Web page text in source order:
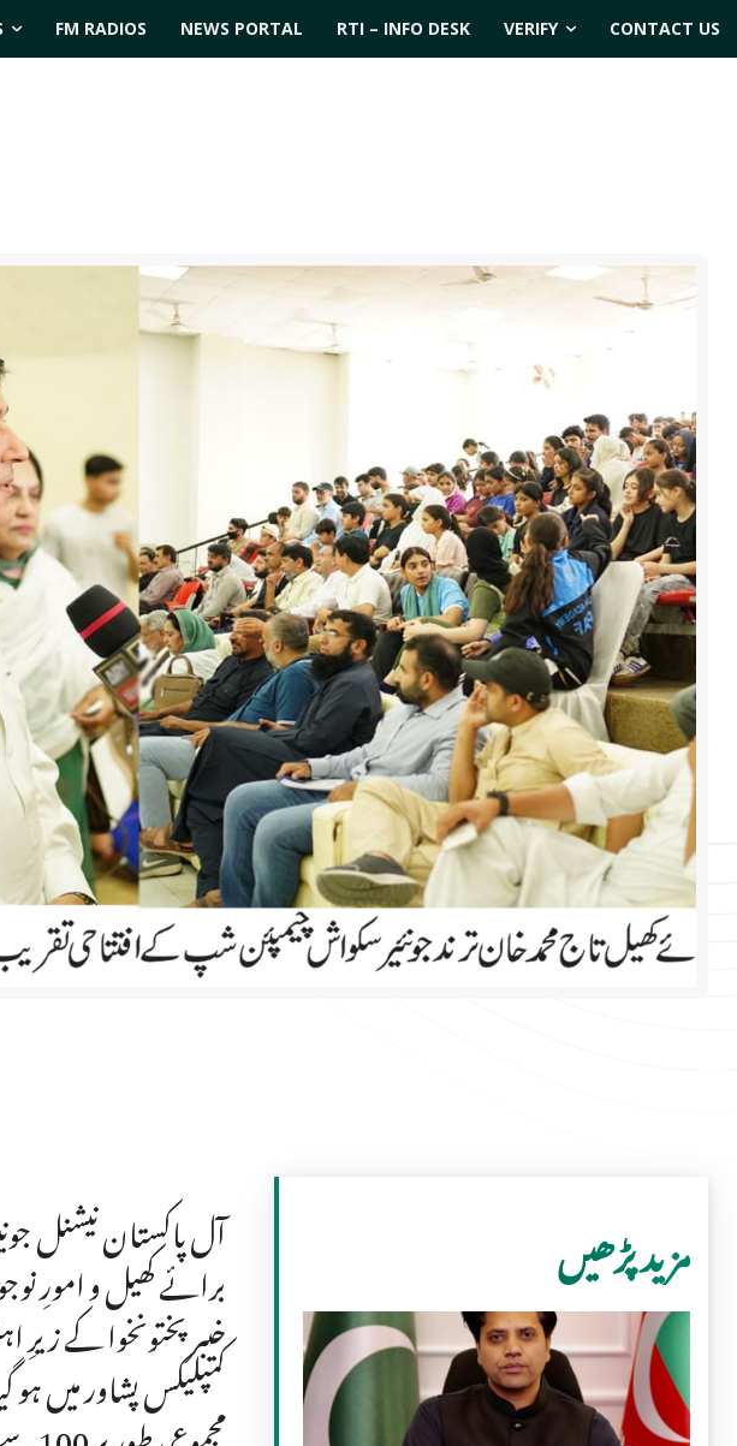
FM RADIOS NEWS PORTAL RTI – INFO DESK VERIFY CONTACT US
برائے کھیل و امورِ
کمپلیکس پشاور میں
مزید پڑھیں